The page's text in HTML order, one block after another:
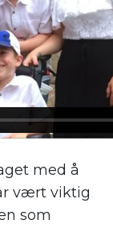
med å
vært viktig
som